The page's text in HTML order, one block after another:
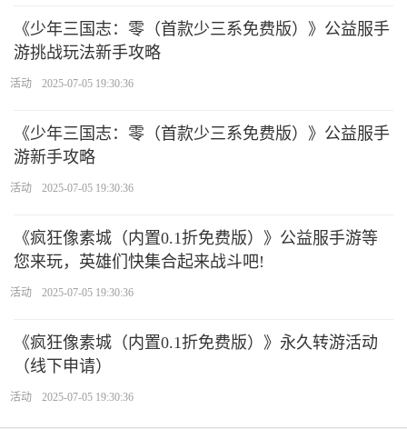
《少年三国志：零（首款少三系免费版）》公益服手
游挑战玩法新手攻略
活动 2025-07-05 19:30:36
《少年三国志：零（首款少三系免费版）》公益服手
游新手攻略
活动 2025-07-05 19:30:36
《疯狂像素城（内置0.1折免费版）》公益服手游等
您来玩，英雄们快集合起来战斗吧!
活动 2025-07-05 19:30:36
《疯狂像素城（内置0.1折免费版）》永久转游活动
（线下申请）
活动 2025-07-05 19:30:36